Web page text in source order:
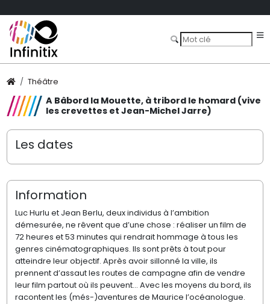
Théâtre
A Bâbord la Mouette, à tribord le homard (vive
les crevettes et Jean-Michel Jarre)
Les dates
Information
Luc Hurlu et Jean Berlu, deux individus à l’ambition
démesurée, ne rêvent que d’une chose : réaliser un film de
72 heures et 53 minutes qui rendrait hommage à tous les
genres cinématographiques. Ils sont prêts à tout pour
atteindre leur objectif. Après avoir sillonné la ville, ils
prennent d’assaut les routes de campagne afin de vendre
leur film partout où ils peuvent... Avec les moyens du bord, ils
racontent les (més-)aventures de Maurice l’océanologue.